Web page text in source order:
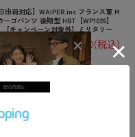
日出荷対応】WAIPER.inc フランス軍 M
ーゴパンツ 後期型 HBT【WP1026】
【キャンペーン対象外】ミリタリー
¥10,780(税込)